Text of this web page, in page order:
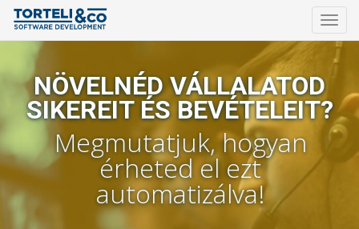
tartalomraNÖVELNÉD VÁLLALATOD
SIKEREIT ÉS BEVÉTELEIT?
Megmutatjuk, hogyan
érheted el ezt
automatizálva!